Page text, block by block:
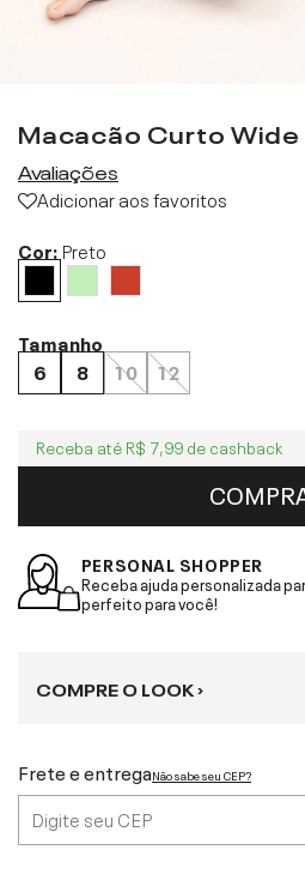
Macacão Curto Wide
Avaliações
Adicionar aos favoritos
Cor:Preto
Tamanho
6
8 10 12
Receba até R$ 7,99 de cashback
PERSONAL SHOPPER
Receba ajuda personalizada
perfeito para você!
COMPRE O LOOK ›
Frete e entregaNão sabe seu CEP?